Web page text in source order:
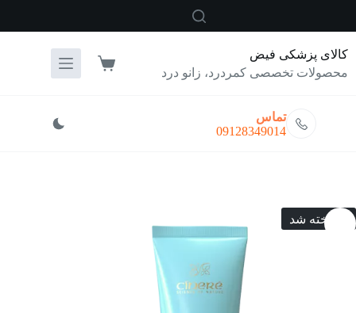
کالای پزشکی فیض
محصولات تخصصی کمردرد، زانو درد
سبد
تماس
09128349014
فروخته شد